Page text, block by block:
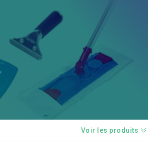
Voir les produits